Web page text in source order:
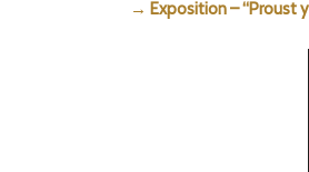
→ Exposition – “Proust